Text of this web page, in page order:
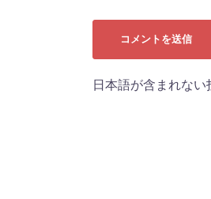
日本語が含まれな